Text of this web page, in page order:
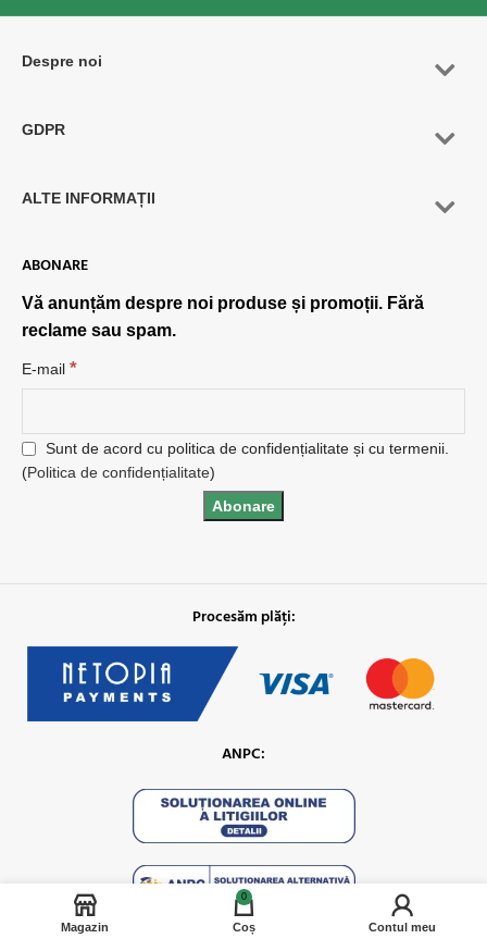
Despre noi
GDPR
ALTE INFORMAȚII
ABONARE
Vă anunțăm despre noi produse și promoții. Fără
reclame sau spam.
E-mail*
Sunt de acord cu politica de confidențialitate și cu termenii.
(Politica de confidențialitate)
Procesăm plăți:
ANPC:
Magazin
0
Coș Contul meu